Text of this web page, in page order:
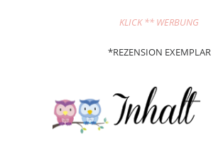
KLICK ** WERBUNG
*REZENSION EXEMPLAR